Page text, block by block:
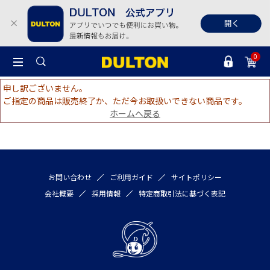
0
申し訳ございません。
ご指定の商品は販売終了か、ただ今お取扱いできない商品です。
ホームへ戻る
お問い合わせ ご利用ガイド
サイトポリシー
会社概要
採用情報 特定商取引法に基づく表記